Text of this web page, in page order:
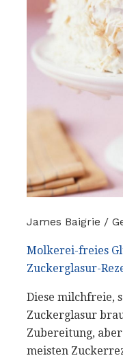
James Baigrie /
Molkerei-freies
Zuckerglasur-
Diese milchfreie,
Zuckerglasur
Zubereitung,
meisten